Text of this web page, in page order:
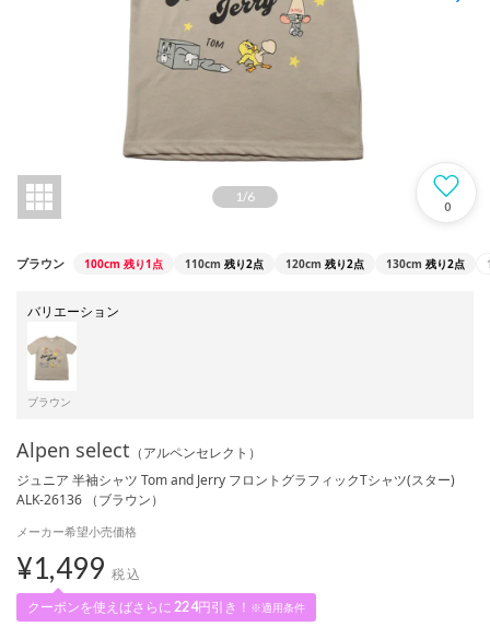
1 /6
0
ブラウン 100cm 残り1点 110cm 残り2点 120cm 残り2点 130cm 残り2点
バリエーション
ブラウン
Alpen select （アルペンセレクト）
ジュニア 半袖シャツ Tom and Jerry フロントグラフィックTシャツ(スター)
ALK-26136 （ブラウン）
メーカー希望小売価格
¥1,499 税込
クーポンを使えばさらに 224円引き！ ※適用条件